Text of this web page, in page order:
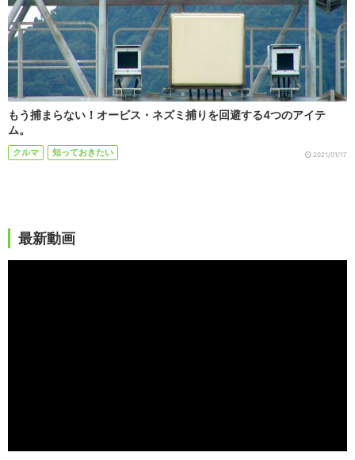
もう捕まらない！オービス・ネズミ捕りを回避する4つのアイテ
ム。
クルマ 知っておきたい 2021/01/17
最新動画